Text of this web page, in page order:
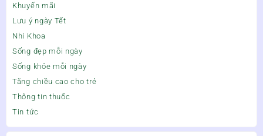
Khuyến mãi
Lưu ý ngày Tết
Nhi Khoa
Sống đẹp mỗi ngày
Sống khỏe mỗi ngày
Tăng chiều cao cho trẻ
Thông tin thuốc
Tin tức